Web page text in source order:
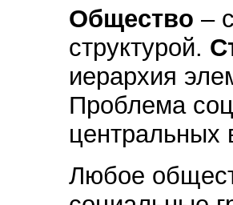
Общество –
структурой.
иерархия
Проблема
центральных
Любое